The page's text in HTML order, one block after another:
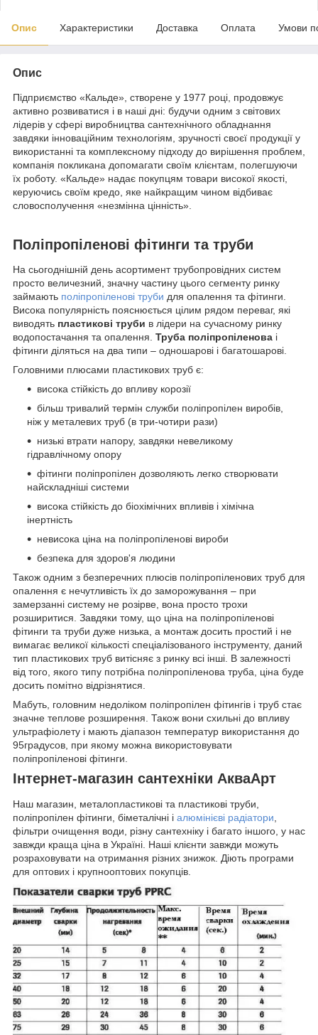
Опис Характеристики Доставка Оплата Умови
Опис
Підприємство «Кальде», створене у 1977 році, продовжує
активно розвиватися і в наші дні: будучи одним з світових
лідерів у сфері виробництва сантехнічного обладнання
завдяки інноваційним технологіям, зручності своєї продукції у
використанні та комплексному підходу до вирішення проблем,
компанія покликана допомагати своїм клієнтам, полегшуючи
їх роботу. «Кальде» надає покупцям товари високої якості,
керуючись своїм кредо, яке найкращим чином відбиває
словосполучення «незмінна цінність».
Поліпропіленові фітинги та труби
На сьогоднішній день асортимент трубопровідних систем
просто величезний, значну частину цього сегменту ринку
займають поліпропіленові труби для опалення та фітинги.
Висока популярність пояснюється цілим рядом переваг, які
виводять пластикові труби в лідери на сучасному ринку
водопостачання та опалення. Труба поліпропіленова і
фітинги діляться на два типи – одношарові і багатошарові.
Головними плюсами пластикових труб є:
висока стійкість до впливу корозії
більш тривалий термін служби поліпропілен виробів,
ніж у металевих труб (в три-чотири рази)
низькі втрати напору, завдяки невеликому
гідравлічному опору
фітинги поліпропілен дозволяють легко створювати
найскладніші системи
висока стійкість до біохімічних впливів і хімічна
інертність
невисока ціна на поліпропіленові вироби
безпека для здоров'я людини
Також одним з безперечних плюсів поліпропіленових труб для
опалення є нечутливість їх до заморожування – при
замерзанні систему не розірве, вона просто трохи
розширитися. Завдяки тому, що ціна на поліпропіленові
фітинги та труби дуже низька, а монтаж досить простий і не
вимагає великої кількості спеціалізованого інструменту, даний
тип пластикових труб витісняє з ринку всі інші. В залежності
від того, якого типу потрібна поліпропіленова труба, ціна буде
досить помітно відрізнятися.
Мабуть, головним недоліком поліпропілен фітингів і труб стає
значне теплове розширення. Також вони схильні до впливу
ультрафіолету і мають діапазон температур використання до
95градусов, при якому можна використовувати
поліпропіленові фітинги.
Інтернет-магазин сантехніки АкваАрт
Наш магазин, металопластикові та пластикові труби,
поліпропілен фітинги, біметалічні і алюмінієві радіатори
фільтри очищення води, різну сантехніку і багато іншого, у нас
завжди краща ціна в Україні. Наші клієнти завжди можуть
розраховувати на отримання різних знижок. Діють програми
для оптових і крупнооптових покупців.